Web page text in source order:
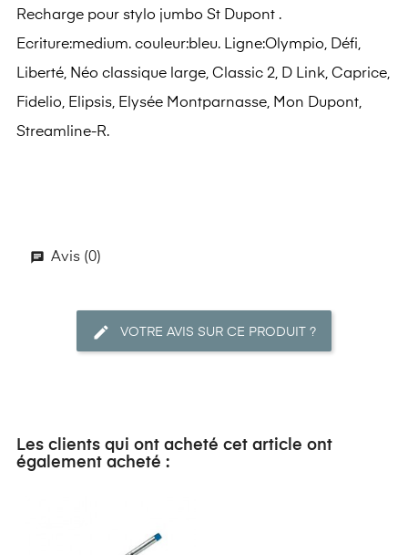
Recharge pour stylo jumbo St Dupont .
Ecriture:medium. couleur:bleu. Ligne:Olympio, Défi,
Liberté, Néo classique large, Classic 2, D Link, Caprice,
Fidelio, Elipsis, Elysée Montparnasse, Mon Dupont,
Streamline-R.
Avis (0)
VOTRE AVIS SUR CE PRODUIT ?
Les clients qui ont acheté cet article ont
également acheté :